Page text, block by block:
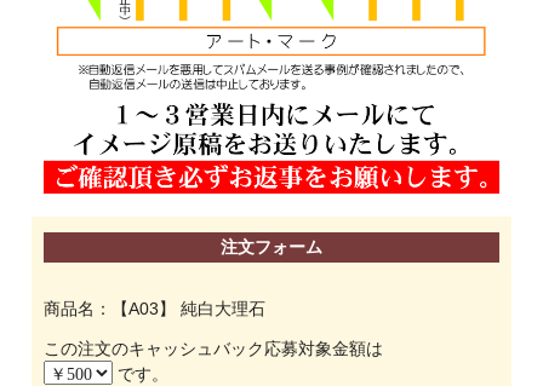
注文フォーム
商品名：【A03】 純白大理石
この注文のキャッシュバック応募対象金額は
です。